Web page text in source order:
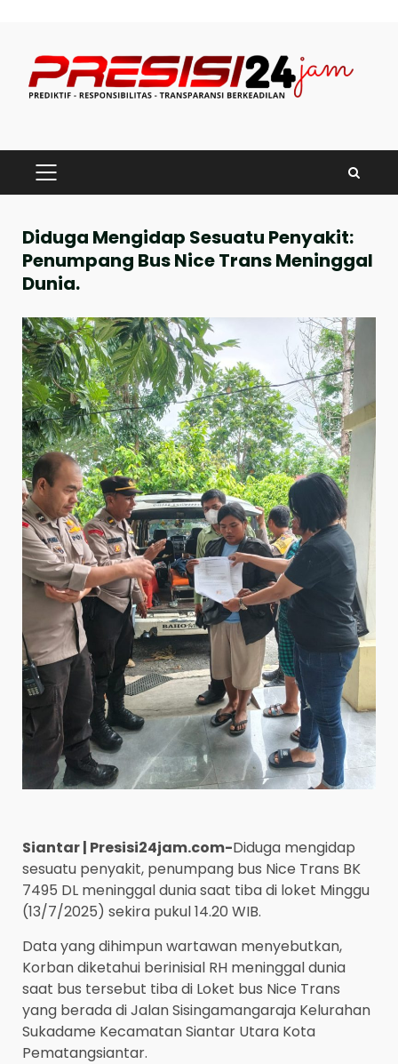
content
PRIMARY
MENU
Diduga Mengidap Sesuatu Penyakit:
Penumpang Bus Nice Trans Meninggal
Dunia.
Siantar | Presisi24jam.com-Diduga mengidap
sesuatu penyakit, penumpang bus Nice Trans BK
7495 DL meninggal dunia saat tiba di loket Minggu
(13/7/2025) sekira pukul 14.20 WIB.
Data yang dihimpun wartawan menyebutkan,
Korban diketahui berinisial RH meninggal dunia
saat bus tersebut tiba di Loket bus Nice Trans
yang berada di Jalan Sisingamangaraja Kelurahan
Sukadame Kecamatan Siantar Utara Kota
Pematangsiantar.